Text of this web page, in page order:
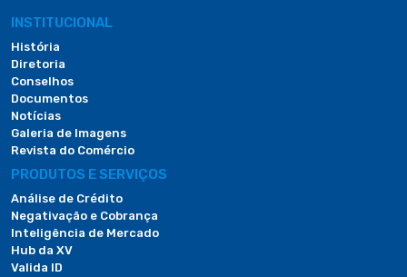
INSTITUCIONAL
História
Diretoria
Conselhos
Documentos
Notícias
Galeria de Imagens
Revista do Comércio
PRODUTOS E SERVIÇOS
Análise de Crédito
Negativação e Cobrança
Inteligência de Mercado
Hub da XV
Valida ID